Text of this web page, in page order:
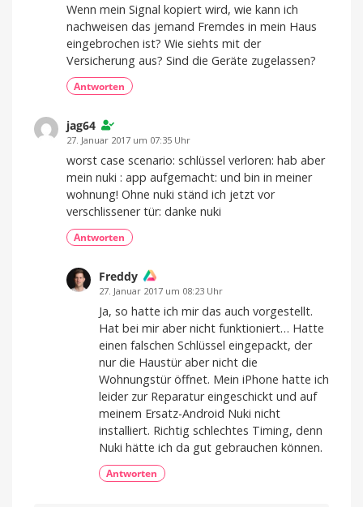
Wenn mein Signal kopiert wird, wie kann ich
nachweisen das jemand Fremdes in mein Haus
eingebrochen ist? Wie siehts mit der
Versicherung aus? Sind die Geräte zugelassen?
Antworten
jag64
27. Januar 2017 um 07:35 Uhr
worst case scenario: schlüssel verloren: hab aber
mein nuki : app aufgemacht: und bin in meiner
wohnung! Ohne nuki ständ ich jetzt vor
verschlissener tür: danke nuki
Antworten
Freddy
27. Januar 2017 um 08:23 Uhr
Ja, so hatte ich mir das auch vorgestellt.
Hat bei mir aber nicht funktioniert… Hatte
einen falschen Schlüssel eingepackt, der
nur die Haustür aber nicht die
Wohnungstür öffnet. Mein iPhone hatte ich
leider zur Reparatur eingeschickt und auf
meinem Ersatz-Android Nuki nicht
installiert. Richtig schlechtes Timing, denn
Nuki hätte ich da gut gebrauchen können.
Antworten